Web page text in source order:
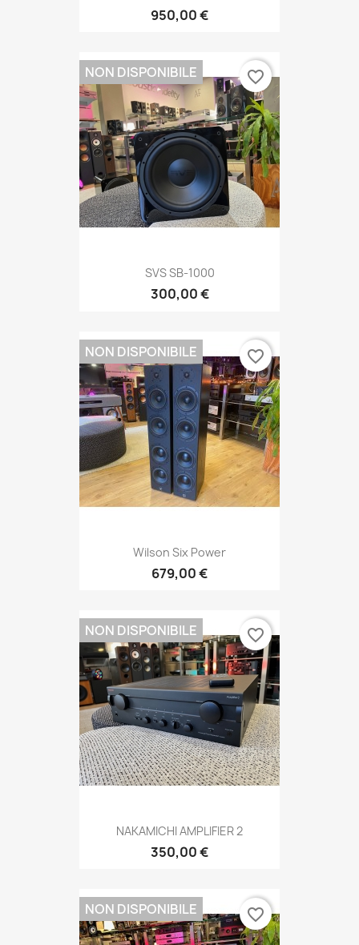
950,00 €
SVS SB-1000
300,00 €
NON DISPONIBILE favorite_border
Wilson Six Power
679,00 €
NON DISPONIBILE favorite_border
NAKAMICHI AMPLIFIER 2
350,00 €
NON DISPONIBILE favorite_border
NON DISPONIBILE favorite_border